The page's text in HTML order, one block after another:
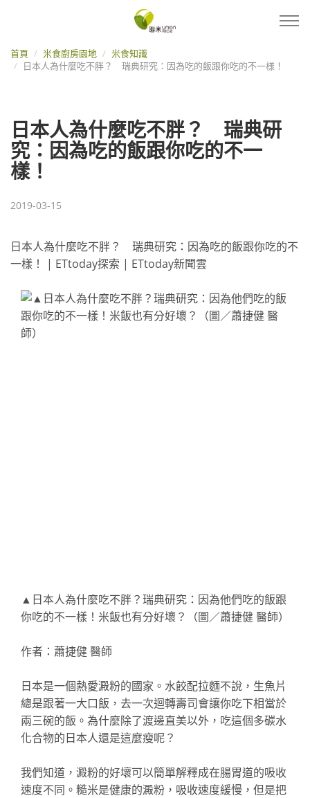
首頁 米食廚房園地
米食知識
日本人為什麼吃不胖？ 瑞典研究：因為吃的飯跟你吃的不一樣！
日本人為什麼吃不胖？ 瑞典研
究：因為吃的飯跟你吃的不一
樣！
2019-03-15
日本人為什麼吃不胖？ 瑞典研究：因為吃的飯跟你吃的不
一樣！ | ETtoday探索 | ETtoday新聞雲
▲日本人為什麼吃不胖？瑞典研究：因為他們吃的飯跟
你吃的不一樣！米飯也有分好壞？（圖／蕭捷健 醫師）
作者： 蕭捷健 醫師
日本是一個熱愛澱粉的國家。水餃配拉麵不說，生魚片
總是跟著一大口飯，去一次迴轉壽司會讓你吃下相當於
兩三碗的飯。為什麼除了渡邊直美以外，吃這個多碳水
化合物的日本人還是這麼瘦呢？
我們知道，澱粉的好壞可以簡單解釋成在腸胃道的吸收
速度不同。糙米是健康的澱粉，吸收速度緩慢，但是把